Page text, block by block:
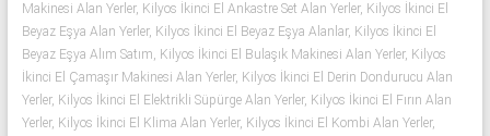
Makinesi Alan Yerler, Kilyos İkinci El Ankastre Set Alan Yerler, Kilyos İkinci El
Beyaz Eşya Alan Yerler, Kilyos İkinci El Beyaz Eşya Alanlar, Kilyos İkinci El
Beyaz Eşya Alım Satım, Kilyos İkinci El Bulaşık Makinesi Alan Yerler, Kilyos
İkinci El Çamaşır Makinesi Alan Yerler, Kilyos İkinci El Derin Dondurucu Alan
Yerler, Kilyos İkinci El Elektrikli Süpürge Alan Yerler, Kilyos İkinci El Fırın Alan
Yerler, Kilyos İkinci El Klima Alan Yerler, Kilyos İkinci El Kombi Alan Yerler,